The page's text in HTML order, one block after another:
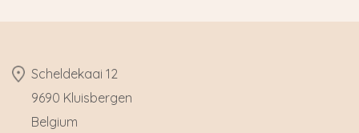
​Scheldekaai 12
9690 Kluisbergen
​Belgium